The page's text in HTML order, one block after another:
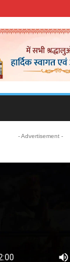
- Advertisement -